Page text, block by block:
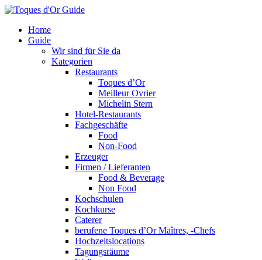
Home
Guide
Wir sind für Sie da
Kategorien
Restaurants
Toques d’Or
Meilleur Ovrier
Michelin Stern
Hotel-Restaurants
Fachgeschäfte
Food
Non-Food
Erzeuger
Firmen / Lieferanten
Food & Beverage
Non Food
Kochschulen
Kochkurse
Caterer
berufene Toques d’Or Maîtres, -Chefs
Hochzeitslocations
Tagungsräume